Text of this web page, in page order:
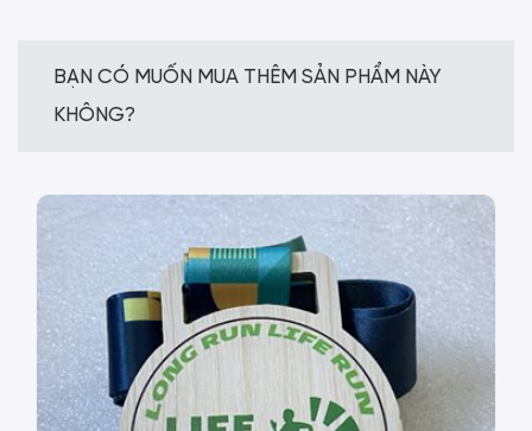
BẠN CÓ MUỐN MUA THÊM SẢN PHẨM NÀY
KHÔNG?